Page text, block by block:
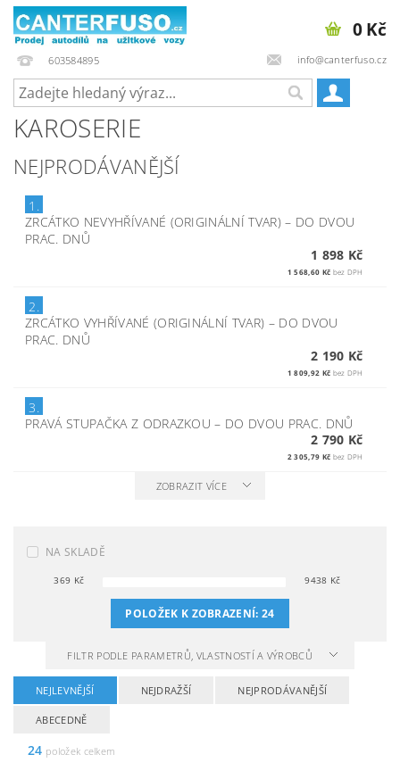
603584895 info@canterfuso.cz
0 Kč
KAROSERIE
NEJPRODÁVANĚJŠÍ
1.
ZRCÁTKO NEVYHŘÍVANÉ (ORIGINÁLNÍ TVAR)– DO DVOU
PRAC. DNŮ
1 898 Kč
1 568,60 Kč bez DPH
2.
ZRCÁTKO VYHŘÍVANÉ (ORIGINÁLNÍ TVAR) – DO DVOU
PRAC. DNŮ
2 190 Kč
1 809,92 Kč bez DPH
3.
PRAVÁ STUPAČKA Z ODRAZKOU– DO DVOU PRAC. DNŮ
2 790 Kč
2 305,79 Kč bez DPH
ZOBRAZIT VÍCE
NA SKLADĚ
369 Kč 9438 Kč
POLOŽEK K ZOBRAZENÍ:24
FILTR PODLE PARAMETRŮ, VLASTNOSTÍ A VÝROBCŮ
NEJLEVNĚJŠÍ NEJDRAŽŠÍ NEJPRODÁVANĚJŠÍ
ABECEDNĚ
24 položek celkem